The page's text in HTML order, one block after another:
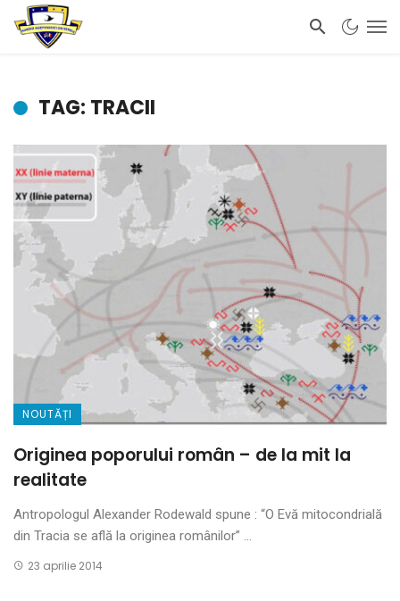
TAG: TRACII
NOUTĂȚI
Originea poporului român – de la mit la
realitate
Antropologul Alexander Rodewald spune : “O Evă mitocondrială
din Tracia se află la originea românilor” ...
23 aprilie 2014